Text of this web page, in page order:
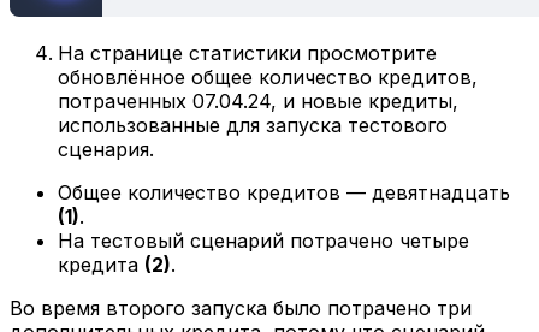
На странице статистики просмотрите
обновлённое общее количество кредитов,
потраченных 07.04.24, и новые кредиты,
использованные для запуска тестового
сценария.
Общее количество кредитов — девятнадцать
(1).
На тестовый сценарий потрачено четыре
кредита (2).
Во время второго запуска было потрачено три